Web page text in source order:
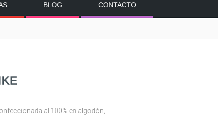
BLOG CONTACTO
al 100% en algodón,